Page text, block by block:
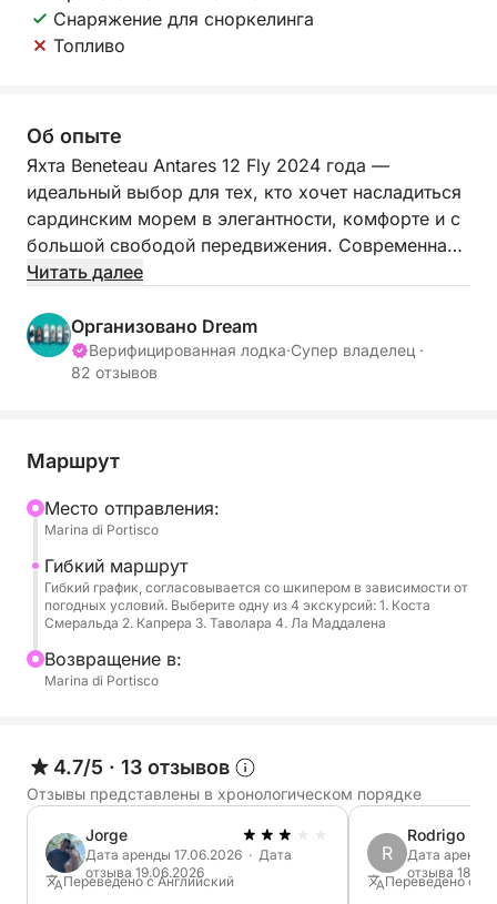
Снаряжение для сноркелинга
Топливо
Об опыте
Яхта Beneteau Antares 12 Fly 2024 года —
идеальный выбор для тех, кто хочет насладиться
сардинским морем в элегантности, комфорте и с
большой свободой передвижения. Современная,
изысканная и спроектированная с учетом
подходит для частных чартеров, эксклюзивных
дней с друзьями или семьей, особых
мероприятий и романтических моментов в самом
Настоящая сила этой яхты заключается в
пространств: панорамный флайбридж предлагает
настоящий лаунж с видом на море, идеально
подходящий для отдыха во время круиза или
наслаждения аперитивом на закате; в носовой
части большая солнечная палуба с регулируемой
спинкой приглашает вас расслабиться в полной
приватности; в кормовой части кокпит,
купания со встроенной лестницей также делает
доступ к морю простым и безопасным.
Интерьеры также спроектированы для
максимального комфорта и включают в себя
Читать далее
Организовано Dream
Верифицированная лодка·Супер владелец ·
82 отзывов
Маршрут
Mесто отправления:
Marina di Portisco
Гибкий маршрут
Гибкий график, согласовывается со шкипером в зависимости от
погодных условий. Выберите одну из 4 экскурсий: 1. Коста
Смеральда 2. Капрера 3. Таволара 4. Ла Маддалена
Bозвращение в:
Marina di Portisco
4.7/5 · 13 отзывов
Отзывы представлены в хронологическом порядке
Jorge
Дата аренды 17.06.2026 · Дата
отзыва 19.06.2026
Переведено с Английский
R
Rodrigo
Дата аренды
отзыва
Переведено с